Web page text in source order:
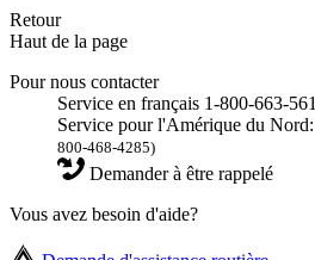
Retour
Haut de la page
Pour nous contacter
Service en français 1-800-663-
Service pour l'Amérique du
800-468-4285)
Demander à être rappelé
Vous avez besoin d'aide?